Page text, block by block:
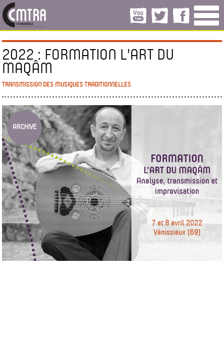
2022 : FORMATION L'ART DU
MAQÂM
TRANSMISSION DES MUSIQUES TRADITIONNELLES
ARCHIVE